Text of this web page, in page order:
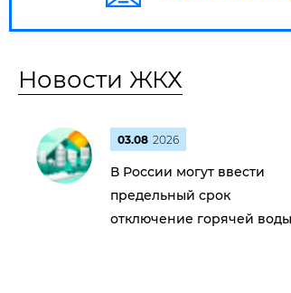
Новости ЖКХ
03.08 2026
В России могут ввести
предельный срок
отключение горячей воды